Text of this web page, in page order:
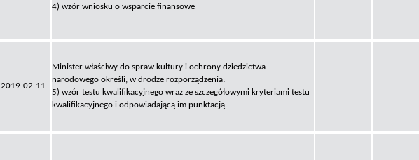
4) wzór wniosku o wsparcie finansowe
2019-02-11
Minister właściwy do spraw kultury i ochrony dziedzictwa
narodowego określi, w drodze rozporządzenia:
5) wzór testu kwalifikacyjnego wraz ze szczegółowymi kryteriami testu
kwalifikacyjnego i odpowiadającą im punktacją